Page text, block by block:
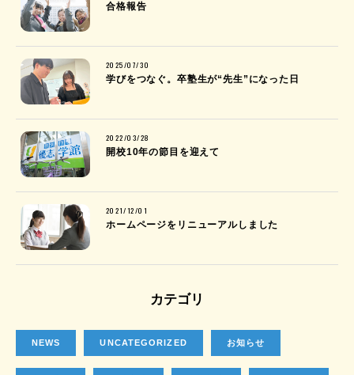
合格報告
学びをつなぐ。卒塾生が“先生”になった日
2025/07/30
開校10年の節目を迎えて
2022/03/28
ホームページをリニューアルしました
2021/12/01
カテゴリ
NEWS UNCATEGORIZED お知らせ